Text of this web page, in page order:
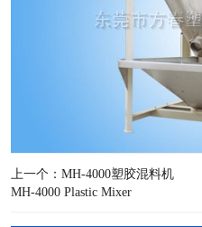
上一个：MH-4000塑胶混料机
MH-4000 Plastic Mixer